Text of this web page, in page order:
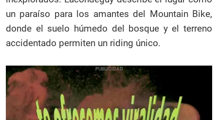
un paraíso para los amantes del Mountain Bike,
donde el suelo húmedo del bosque y el terreno
accidentado permiten un riding único.